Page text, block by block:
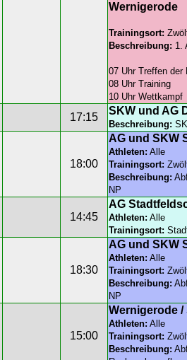
Wernigerode
Trainingsort:
Beschreibung: 1.
07 Uhr Treffen der
08 Uhr Training
10 Uhr Wettkampf
17:15
SKW und AG
Beschreibung:
18:00
AG und SKW
Athleten: Alle
Trainingsort:
Beschreibung:
NP
14:45
AG
Athleten: Alle
Trainingsort:
18:30
AG und SKW
Athleten: Alle
Trainingsort:
Beschreibung:
NP
15:00
Wernigerode
Athleten: Alle
Trainingsort:
Beschreibung: